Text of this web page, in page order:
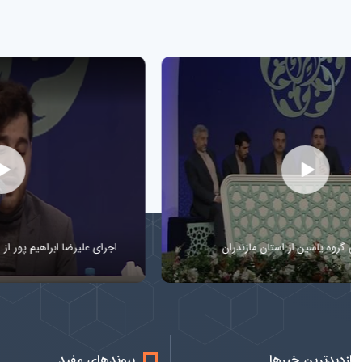
اجرای علیرضا ابراهیم پور از استان قم در رشته دعاخوانی